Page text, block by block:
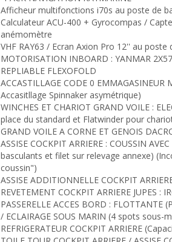
Afficheur multifonctions i70s au poste de
Calculateur ACU-400 + Gyrocompas /
anémomètre
VHF RAY63 / Ecran Axion Pro 12'' au
MOTORISATION INBOARD : YANMAR
REPLIABLE FLEXOFOLD
ACCASTILLAGE CODE 0
Accasitllage Spinnaker asymétrique)
WINCHES ET CHARIOT GRAND VOILE :
place du standard et Flatwinder pour
GRAND VOILE A CORNE ET GENOIS
ASSISE COCKPIT ARRIERE : COUSSIN
basculants et filet sur relevage annexe)
coussin")
ASSISE ADDITIONNELLE COCKPIT
REVETEMENT COCKPIT ARRIERE JUPES :
PASSERELLE ACCES BORD :
/ ECLAIRAGE SOUS MARIN (4 spots sous-
REFRIGERATEUR COCKPIT ARRIERE